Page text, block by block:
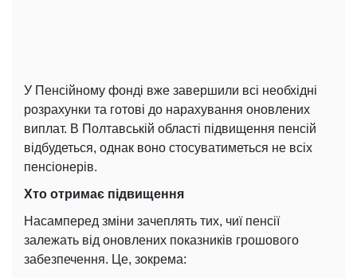
У Пенсійному фонді вже завершили всі необхідні
розрахунки та готові до нарахування оновлених
виплат. В Полтавській області підвищення пенсій
відбудеться, однак воно стосуватиметься не всіх
пенсіонерів.
Хто отримає підвищення
Насамперед зміни зачеплять тих, чиї пенсії
залежать від оновлених показників грошового
забезпечення. Це, зокрема: